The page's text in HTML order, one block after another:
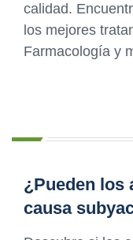
calidad.
los mejores
Farmacología y
¿Pueden los
causa